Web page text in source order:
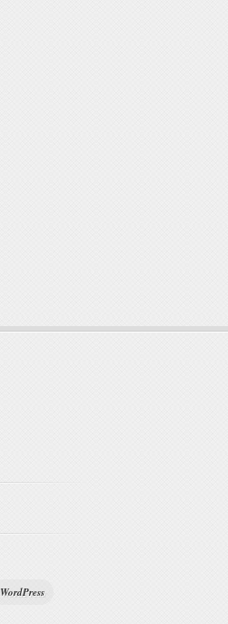
WordPress